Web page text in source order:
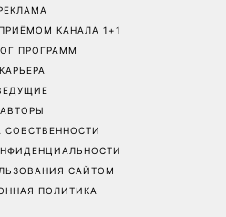
044 490 01 01
О КАНАЛЕ
КАНАЛА 1+1
ПРОГРАММ